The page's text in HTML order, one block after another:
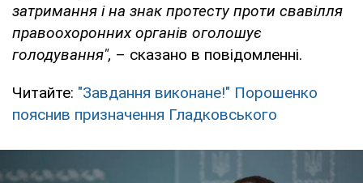
затримання і на знак протесту проти свавілля
правоохоронних органів оголошує
голодування", – сказано в повідомленні.
Читайте: "Завдання виконане!" Порошенко
пояснив призначення Гладковського